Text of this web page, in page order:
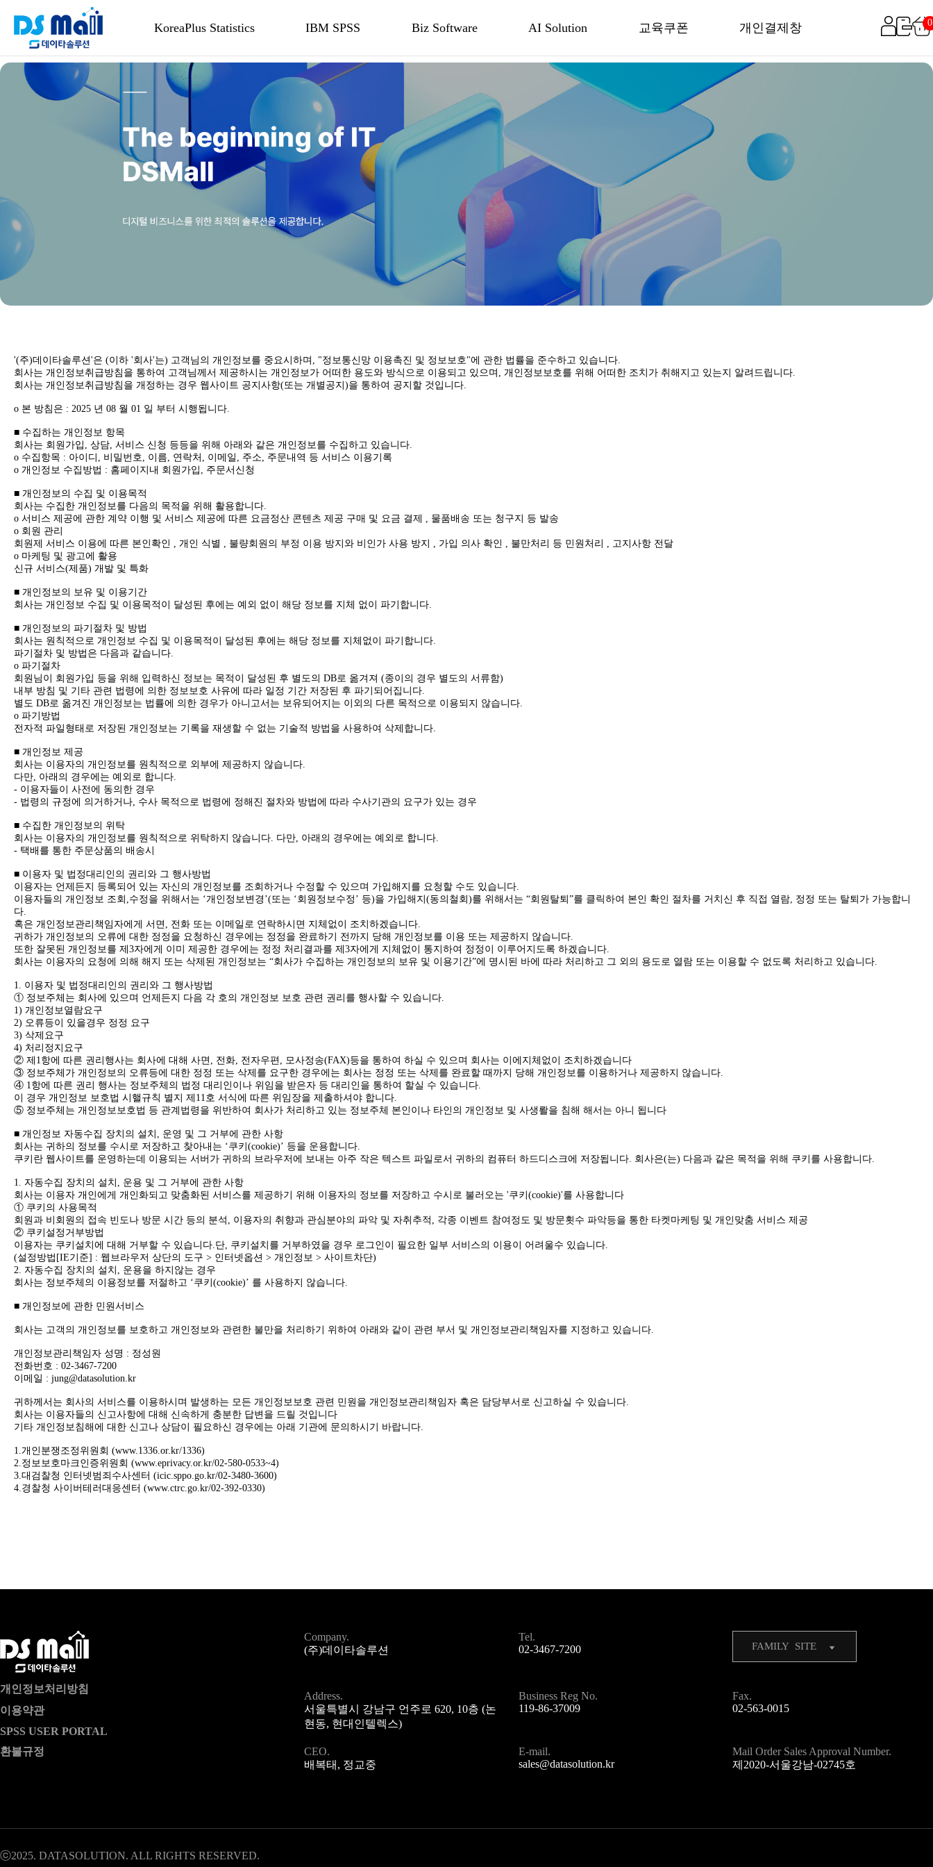
KoreaPlus Statistics IBM SPSS Biz Software AI Solution 교육쿠폰 개인결제창 0
'(주)데이타솔루션'은 (이하 '회사'는) 고객님의 개인정보를 중요시하며, "정보통신망 이용촉진 및 정보보호"에 관한 법률을 준수하고 있습니다.
회사는 개인정보취급방침을 통하여 고객님께서 제공하시는 개인정보가 어떠한 용도와 방식으로 이용되고 있으며, 개인정보보호를 위해 어떠한 조치가 취해지고 있는지 알려드립니다.
회사는 개인정보취급방침을 개정하는 경우 웹사이트 공지사항(또는 개별공지)을 통하여 공지할 것입니다.
ο 본 방침은 : 2025 년 08 월 01 일 부터 시행됩니다.
■ 수집하는 개인정보 항목
회사는 회원가입, 상담, 서비스 신청 등등을 위해 아래와 같은 개인정보를 수집하고 있습니다.
ο 수집항목 : 아이디, 비밀번호, 이름, 연락처, 이메일, 주소, 주문내역 등 서비스 이용기록
ο 개인정보 수집방법 : 홈페이지내 회원가입, 주문서신청
■ 개인정보의 수집 및 이용목적
회사는 수집한 개인정보를 다음의 목적을 위해 활용합니다.
ο 서비스 제공에 관한 계약 이행 및 서비스 제공에 따른 요금정산 콘텐츠 제공 구매 및 요금 결제 , 물품배송 또는 청구지 등 발송
ο 회원 관리
회원제 서비스 이용에 따른 본인확인 , 개인 식별 , 불량회원의 부정 이용 방지와 비인가 사용 방지 , 가입 의사 확인 , 불만처리 등 민원처리 , 고지사항 전달
ο 마케팅 및 광고에 활용
신규 서비스(제품) 개발 및 특화
■ 개인정보의 보유 및 이용기간
회사는 개인정보 수집 및 이용목적이 달성된 후에는 예외 없이 해당 정보를 지체 없이 파기합니다.
■ 개인정보의 파기절차 및 방법
회사는 원칙적으로 개인정보 수집 및 이용목적이 달성된 후에는 해당 정보를 지체없이 파기합니다.
파기절차 및 방법은 다음과 같습니다.
ο 파기절차
회원님이 회원가입 등을 위해 입력하신 정보는 목적이 달성된 후 별도의 DB로 옮겨져 (종이의 경우 별도의 서류함)
내부 방침 및 기타 관련 법령에 의한 정보보호 사유에 따라 일정 기간 저장된 후 파기되어집니다.
별도 DB로 옮겨진 개인정보는 법률에 의한 경우가 아니고서는 보유되어지는 이외의 다른 목적으로 이용되지 않습니다.
ο 파기방법
전자적 파일형태로 저장된 개인정보는 기록을 재생할 수 없는 기술적 방법을 사용하여 삭제합니다.
■ 개인정보 제공
회사는 이용자의 개인정보를 원칙적으로 외부에 제공하지 않습니다.
다만, 아래의 경우에는 예외로 합니다.
- 이용자들이 사전에 동의한 경우
- 법령의 규정에 의거하거나, 수사 목적으로 법령에 정해진 절차와 방법에 따라 수사기관의 요구가 있는 경우
■ 수집한 개인정보의 위탁
회사는 이용자의 개인정보를 원칙적으로 위탁하지 않습니다. 다만, 아래의 경우에는 예외로 합니다.
- 택배를 통한 주문상품의 배송시
■ 이용자 및 법정대리인의 권리와 그 행사방법
이용자는 언제든지 등록되어 있는 자신의 개인정보를 조회하거나 수정할 수 있으며 가입해지를 요청할 수도 있습니다.
이용자들의 개인정보 조회,수정을 위해서는 ‘개인정보변경’(또는 ‘회원정보수정’ 등)을 가입해지(동의철회)를 위해서는 “회원탈퇴”를 클릭하여 본인 확인 절차를 거치신 후 직접 열람, 정정 또는 탈퇴가 가능합니
다.
혹은 개인정보관리책임자에게 서면, 전화 또는 이메일로 연락하시면 지체없이 조치하겠습니다.
귀하가 개인정보의 오류에 대한 정정을 요청하신 경우에는 정정을 완료하기 전까지 당해 개인정보를 이용 또는 제공하지 않습니다.
또한 잘못된 개인정보를 제3자에게 이미 제공한 경우에는 정정 처리결과를 제3자에게 지체없이 통지하여 정정이 이루어지도록 하겠습니다.
회사는 이용자의 요청에 의해 해지 또는 삭제된 개인정보는 “회사가 수집하는 개인정보의 보유 및 이용기간”에 명시된 바에 따라 처리하고 그 외의 용도로 열람 또는 이용할 수 없도록 처리하고 있습니다.
1. 이용자 및 법정대리인의 권리와 그 행사방법
① 정보주체는 회사에 있으며 언제든지 다음 각 호의 개인정보 보호 관련 권리를 행사할 수 있습니다.
1) 개인정보열람요구
2) 오류등이 있을경우 정정 요구
3) 삭제요구
4) 처리정지요구
② 제1항에 따른 권리행사는 회사에 대해 사면, 전화, 전자우편, 모사정송(FAX)등을 통하여 하실 수 있으며 회사는 이에지체없이 조치하겠습니다
③ 정보주체가 개인정보의 오류등에 대한 정정 또는 삭제를 요구한 경우에는 회사는 정정 또는 삭제를 완료할 때까지 당해 개인정보를 이용하거나 제공하지 않습니다.
④ 1항에 따른 권리 행사는 정보주체의 법정 대리인이나 위임을 받은자 등 대리인을 통하여 할실 수 있습니다.
이 경우 개인정보 보호법 시핼규칙 별지 제11호 서식에 따른 위임장을 제출하셔야 합니다.
⑤ 정보주체는 개인정보보호법 등 관계법령을 위반하여 회사가 처리하고 있는 정보주체 본인이나 타인의 개인정보 및 사생뢀을 침해 해서는 아니 됩니다
■ 개인정보 자동수집 장치의 설치, 운영 및 그 거부에 관한 사항
회사는 귀하의 정보를 수시로 저장하고 찾아내는 ‘쿠키(cookie)’ 등을 운용합니다.
쿠키란 웹사이트를 운영하는데 이용되는 서버가 귀하의 브라우저에 보내는 아주 작은 텍스트 파일로서 귀하의 컴퓨터 하드디스크에 저장됩니다. 회사은(는) 다음과 같은 목적을 위해 쿠키를 사용합니다.
1. 자동수집 장치의 설치, 운용 및 그 거부에 관한 사항
회사는 이용자 개인에게 개인화되고 맞춤화된 서비스를 제공하기 위해 이용자의 정보를 저장하고 수시로 불러오는 '쿠키(cookie)'를 사용합니다
① 쿠키의 사용목적
회원과 비회원의 접속 빈도나 방문 시간 등의 분석, 이용자의 취향과 관심분야의 파악 및 자취추적, 각종 이벤트 참여정도 및 방문횟수 파악등을 통한 타켓마케팅 및 개인맞춤 서비스 제공
② 쿠키설정거부방법
이용자는 쿠키설치에 대해 거부할 수 있습니다.단, 쿠키설치를 거부하였을 경우 로그인이 필요한 일부 서비스의 이용이 어려울수 있습니다.
(설정방법[IE기준] : 웹브라우저 상단의 도구 > 인터넷옵션 > 개인정보 > 사이트차단)
2. 자동수집 장치의 설치, 운용을 하지않는 경우
회사는 정보주체의 이용정보를 저절하고 ‘쿠키(cookie)’ 를 사용하지 않습니다.
■ 개인정보에 관한 민원서비스
회사는 고객의 개인정보를 보호하고 개인정보와 관련한 불만을 처리하기 위하여 아래와 같이 관련 부서 및 개인정보관리책임자를 지정하고 있습니다.
개인정보관리책임자 성명 : 정성원
전화번호 : 02-3467-7200
이메일 : jung@datasolution.kr
귀하께서는 회사의 서비스를 이용하시며 발생하는 모든 개인정보보호 관련 민원을 개인정보관리책임자 혹은 담당부서로 신고하실 수 있습니다.
회사는 이용자들의 신고사항에 대해 신속하게 충분한 답변을 드릴 것입니다
기타 개인정보침해에 대한 신고나 상담이 필요하신 경우에는 아래 기관에 문의하시기 바랍니다.
1.개인분쟁조정위원회 (www.1336.or.kr/1336)
2.정보보호마크인증위원회 (www.eprivacy.or.kr/02-580-0533~4)
3.대검찰청 인터넷범죄수사센터 (icic.sppo.go.kr/02-3480-3600)
4.경찰청 사이버테러대응센터 (www.ctrc.go.kr/02-392-0330)
개인정보처리방침
이용약관
SPSS USER PORTAL
환불규정
Company.
(주)데이타솔루션
Tel.
02-3467-7200
FAMILY SITE
Address.
서울특별시 강남구 언주로 620, 10층 (논
현동, 현대인텔렉스)
Business Reg No.
119-86-37009
Fax.
02-563-0015
CEO.
배복태, 정교중
E-mail.
sales@datasolution.kr
Mail Order Sales Approval Number.
제2020-서울강남-02745호
ⓒ2025. DATASOLUTION. ALL RIGHTS RESERVED.